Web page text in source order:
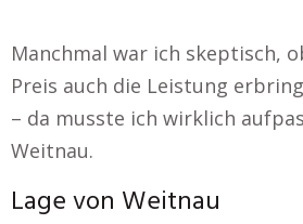
Manchmal war ich skeptisch,
Preis auch die Leistung
– da musste ich wirklich
Weitnau.
Lage von Weitnau